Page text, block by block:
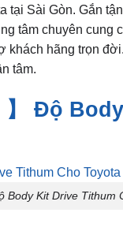
tại Sài Gòn. Gắn
tâm chuyên
khách hãng trọn
tâm.
】 Độ
Body Kit Drive Tithum